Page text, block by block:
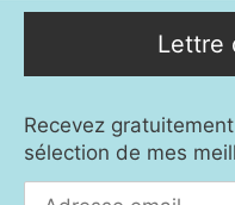
Lettre
Recevez
sélection de mes